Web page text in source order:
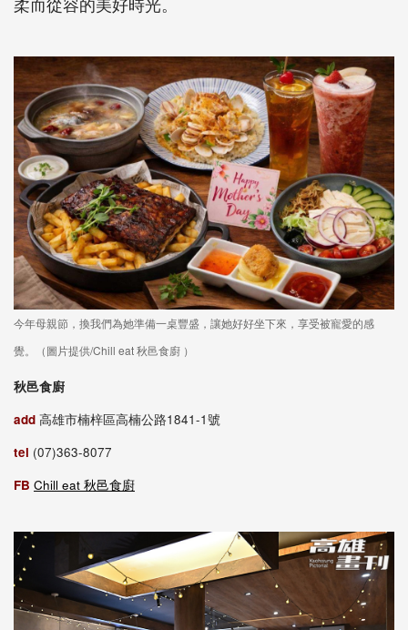
今年母親節，換我們為她準備一桌豐盛，讓她好好坐下來，享受被寵愛的感
覺。（圖片提供/Chill eat 秋邑食廚 ）
秋邑食廚
add 高雄市楠梓區高楠公路1841-1號
tel (07)363-8077
FB Chill eat 秋邑食廚